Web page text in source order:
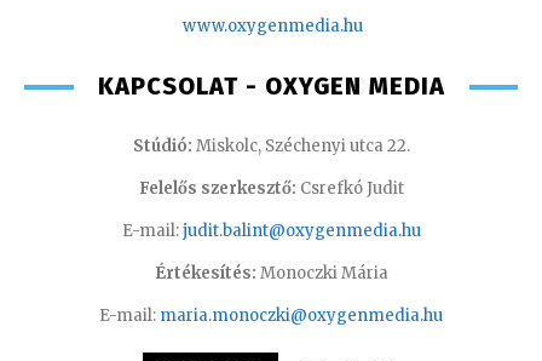
www.oxygenmedia.hu
KAPCSOLAT - OXYGEN MEDIA
Stúdió: Miskolc, Széchenyi utca 22.
Felelős szerkesztő: Csrefkó Judit
E-mail:judit.balint@oxygenmedia.hu
Értékesítés: Monoczki Mária
E-mail: maria.monoczki@oxygenmedia.hu